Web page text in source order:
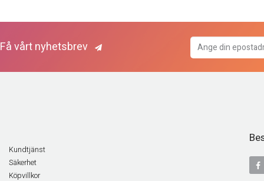
Få vårt nyhetsbrev
Kundtjänst
Säkerhet
Köpvillkor